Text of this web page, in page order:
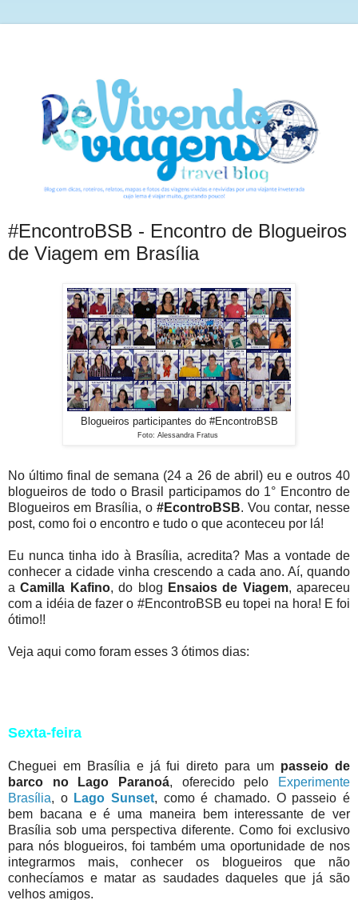
#EncontroBSB - Encontro de Blogueiros
de Viagem em Brasília
Blogueiros participantes do #EncontroBSB
Foto: Alessandra Fratus
No último final de semana (24 a 26 de abril) eu e outros 40
blogueiros de todo o Brasil participamos do 1° Encontro de
Blogueiros em Brasília, o #EcontroBSB. Vou contar, nesse
post, como foi o encontro e tudo o que aconteceu por lá!
Eu nunca tinha ido à Brasília, acredita? Mas a vontade de
conhecer a cidade vinha crescendo a cada ano. Aí, quando
aCamilla Kafino, do blog Ensaios de Viagem, apareceu
com a idéia de fazer o #EncontroBSB eu topei na hora! E foi
ótimo!!
Veja aqui como foram esses 3 ótimos dias:
Sexta-feira
Cheguei em Brasília e já fui direto para um passeio de
barco no Lago Paranoá, oferecido pelo
Experimente
Brasília, o Lago Sunset, como é chamado. O passeio é
bem bacana e é uma maneira bem interessante de ver
Brasília sob uma perspectiva diferente. Como foi exclusivo
para nós blogueiros, foi também uma oportunidade de nos
integrarmos mais, conhecer os blogueiros que não
conhecíamos e matar as saudades daqueles que já são
velhos amigos.